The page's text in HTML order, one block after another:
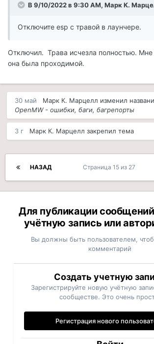
В 9/10/2022 в 9:30 AM, Марк К.
Отключите esp с травой в лаунчере.
Отключил. Трава исчезла полностью.
она была проходимой.
30 май Марк К. Марцелл изменил
OpenMW - ошибки, баги, багрепорты
3 г Марк К. Марцелл закрепил тема
НАЗАД Страница 15 из 27
Для публикации
учётную запись или
Вы должны быть пользователем,
комментарий
Создать учетную
Зарегистрируйте новую учётную
сообществе. Это очень
Регистрация нового